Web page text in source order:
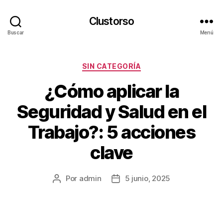
Buscar
Clustorso
Menú
Categorías
SIN CATEGORÍA
¿Cómo aplicar la
Seguridad y Salud en el
Trabajo?: 5 acciones
clave
Autor
Por admin
Fecha5 junio, 2025